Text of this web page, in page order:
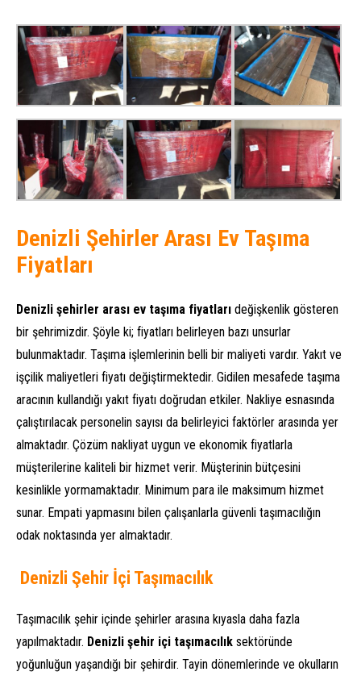
Denizli Şehirler Arası Ev Taşıma
Fiyatları
Denizli şehirler arası ev taşıma fiyatları değişkenlik gösteren
bir şehrimizdir. Şöyle ki; fiyatları belirleyen bazı unsurlar
bulunmaktadır. Taşıma işlemlerinin belli bir maliyeti vardır. Yakıt ve
işçilik maliyetleri fiyatı değiştirmektedir. Gidilen mesafede taşıma
aracının kullandığı yakıt fiyatı doğrudan etkiler. Nakliye esnasında
çalıştırılacak personelin sayısı da belirleyici faktörler arasında yer
almaktadır. Çözüm nakliyat uygun ve ekonomik fiyatlarla
müşterilerine kaliteli bir hizmet verir. Müşterinin bütçesini
kesinlikle yormamaktadır. Minimum para ile maksimum hizmet
sunar. Empati yapmasını bilen çalışanlarla güvenli taşımacılığın
odak noktasında yer almaktadır.
Denizli Şehir İçi Taşımacılık
Taşımacılık şehir içinde şehirler arasına kıyasla daha fazla
yapılmaktadır. Denizli şehir içi taşımacılık sektöründe
yoğunluğun yaşandığı bir şehirdir. Tayin dönemlerinde ve okulların